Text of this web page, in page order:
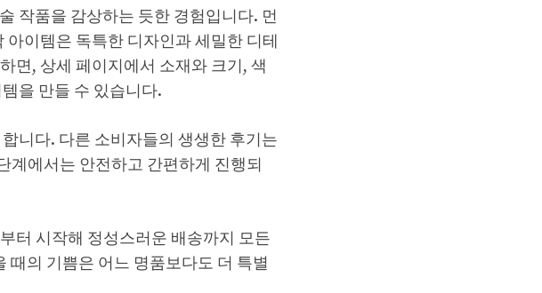
작품을 감상하는 듯한 경험입니다. 먼
이템은 독특한 디자인과 세밀한 디테
면, 상세 페이지에서 소재와 크기, 색
을 만들 수 있습니다.
니다. 다른 소비자들의 생생한 후기는
계에서는 안전하고 간편하게 진행되
터 시작해 정성스러운 배송까지 모든
때의 기쁨은 어느 명품보다도 더 특별